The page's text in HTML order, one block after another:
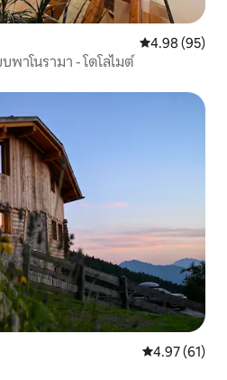
คะแนนเฉลี่ย
4.98 (95)
าโนรามา - โดโลไมต์
คะแนนเฉลี่ย
4.97 (61)